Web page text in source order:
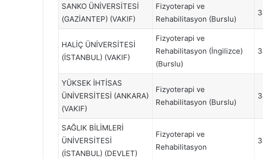
SANKO ÜNİVERSİTESİ
(GAZİANTEP) (VAKIF)
Fizyoterapi ve
Rehabilitasyon (Burslu)
HALİÇ ÜNİVERSİTESİ
(İSTANBUL) (VAKIF)
Fizyoterapi ve
Rehabilitasyon (İngilizce)
(Burslu)
YÜKSEK İHTİSAS
ÜNİVERSİTESİ (ANKARA)
(VAKIF)
Fizyoterapi ve
Rehabilitasyon (Burslu)
SAĞLIK BİLİMLERİ
ÜNİVERSİTESİ
(İSTANBUL) (DEVLET)
Fizyoterapi ve
Rehabilitasyon